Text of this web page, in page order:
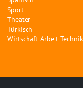
Sport
Theater
Türkisch
Wirtschaft-Arbeit-Technik